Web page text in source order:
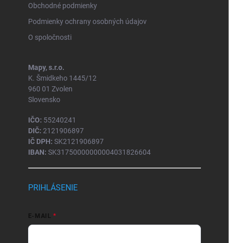
Obchodné podmienky
Podmienky ochrany osobných údajov
O spoločnosti
Mapy, s.r.o.
K. Šmidkeho 1445/12
960 01 Zvolen
Slovensko
IČO: 55240241
DIČ: 2121906897
IČ DPH: SK2121906897
IBAN: SK31750000000004031826604
PRIHLÁSENIE
E-MAIL